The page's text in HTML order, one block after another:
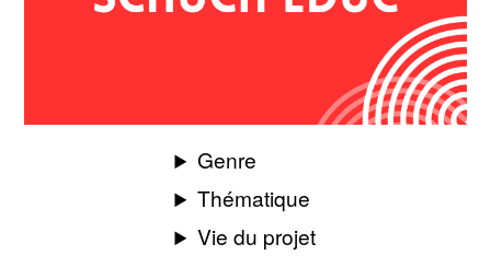
Genre
Thématique
Vie du projet